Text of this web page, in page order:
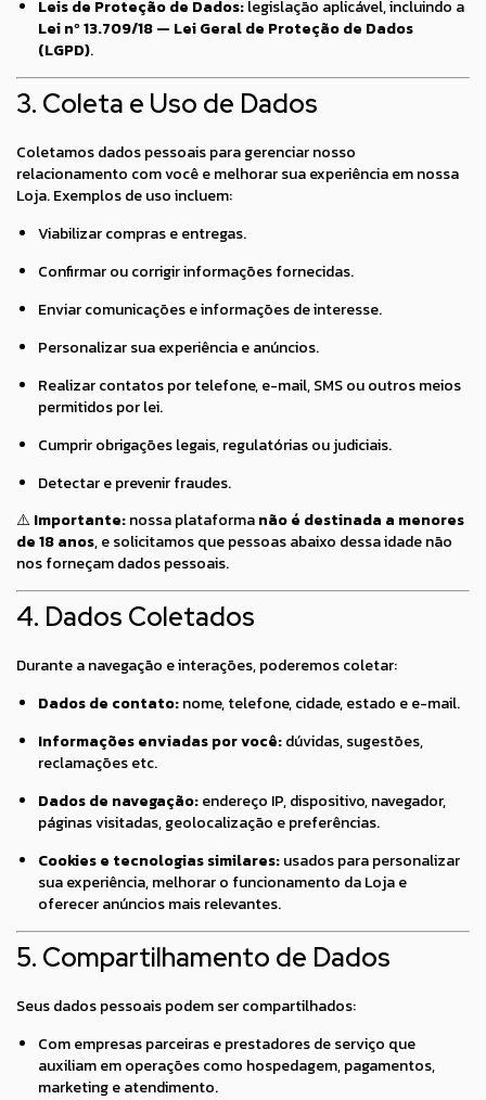
Leis de Proteção de Dados:legislação aplicável, incluindo a
Lei nº 13.709/18 — Lei Geral de Proteção de Dados
(LGPD).
3. Coleta e Uso de Dados
Coletamos dados pessoais para gerenciar nosso
relacionamento com você e melhorar sua experiência em nossa
Loja. Exemplos de uso incluem:
Viabilizar compras e entregas.
Confirmar ou corrigir informações fornecidas.
Enviar comunicações e informações de interesse.
Personalizar sua experiência e anúncios.
Realizar contatos por telefone, e-mail, SMS ou outros meios
permitidos por lei.
Cumprir obrigações legais, regulatórias ou judiciais.
Detectar e prevenir fraudes.
⚠️ Importante:nossa plataformanão é destinada a menores
de 18 anos, e solicitamos que pessoas abaixo dessa idade não
nos forneçam dados pessoais.
4. Dados Coletados
Durante a navegação e interações, poderemos coletar:
Dados de contato:nome, telefone, cidade, estado e e-mail.
Informações enviadas por você:dúvidas, sugestões,
reclamações etc.
Dados de navegação:endereço IP, dispositivo, navegador,
páginas visitadas, geolocalização e preferências.
Cookies e tecnologias similares:usados para personalizar
sua experiência, melhorar o funcionamento da Loja e
oferecer anúncios mais relevantes.
5. Compartilhamento de Dados
Seus dados pessoais podem ser compartilhados:
Com empresas parceiras e prestadores de serviço que
auxiliam em operações como hospedagem, pagamentos,
marketing e atendimento.